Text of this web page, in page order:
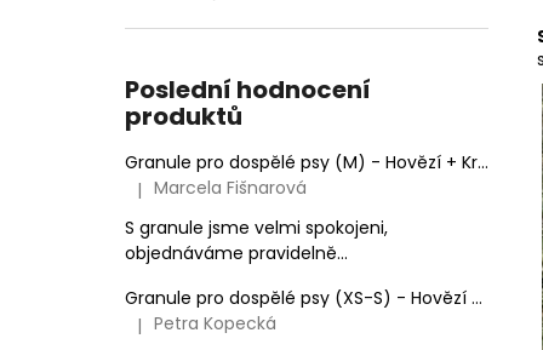
Poslední hodnocení
produktů
Granule pro dospělé psy (M) - Hovězí + Krůtí 9kg
Hodnocení produktu je 5 z 5 hvězdiček.
| Marcela Fišnarová
S granule jsme velmi spokojeni,
objednáváme pravidelně...
Granule pro dospělé psy (XS-S) - Hovězí + Krůtí
Hodnocení produktu je 5 z 5 hvězdiček.
| Petra Kopecká